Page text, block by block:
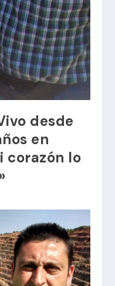
desde
en
corazón lo